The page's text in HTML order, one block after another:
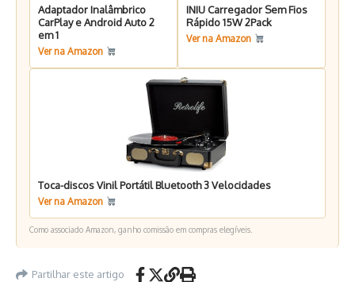
Adaptador Inalâmbrico
CarPlay e Android Auto 2
em 1
Ver na Amazon
INIU Carregador Sem Fios
Rápido 15W 2Pack
Ver na Amazon
Toca-discos Vinil Portátil Bluetooth 3 Velocidades
Ver na Amazon
Como associado Amazon, ganho comissão em compras elegíveis.
Partilhar este artigo